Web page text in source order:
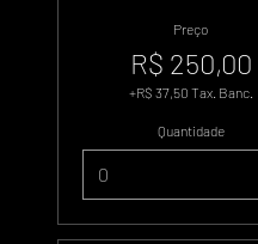
Preço
R$ 250,00
+R$ 37,50 Tax. Banc.
Quantidade